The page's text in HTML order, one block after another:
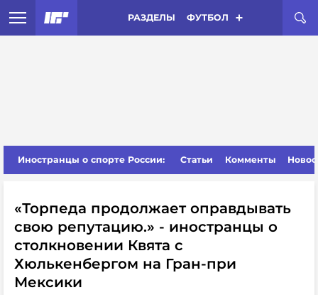
РАЗДЕЛЫ ФУТБОЛ
Иностранцы о спорте России: Статьи Комменты
«Торпеда продолжает оправдывать
свою репутацию.» - иностранцы о
столкновении Квята с
Хюлькенбергом на Гран-при
Мексики